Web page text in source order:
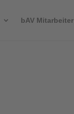
bAV Mitarbeiter